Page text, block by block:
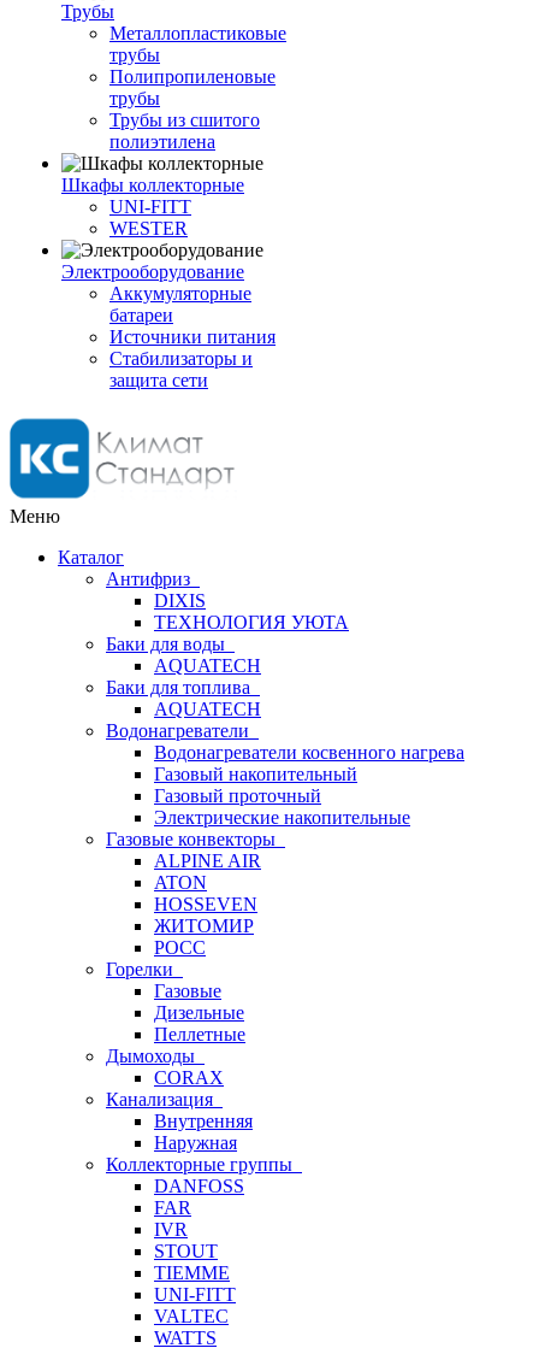
Трубы
Металлопластиковые
трубы
Полипропиленовые
трубы
Трубы из сшитого
полиэтилена
Шкафы коллекторные
UNI-FITT
WESTER
Электрооборудование
Аккумуляторные
батареи
Источники питания
Стабилизаторы и
защита сети
Меню
Каталог
Антифриз
DIXIS
ТЕХНОЛОГИЯ УЮТА
Баки для воды
AQUATECH
Баки для топлива
AQUATECH
Водонагреватели
Водонагреватели косвенного нагрева
Газовый накопительный
Газовый проточный
Электрические накопительные
Газовые конвекторы
ALPINE AIR
ATON
HOSSEVEN
ЖИТОМИР
РОСС
Горелки
Газовые
Дизельные
Пеллетные
Дымоходы
CORAX
Канализация
Внутренняя
Наружная
Коллекторные группы
DANFOSS
FAR
IVR
STOUT
TIEMME
UNI-FITT
VALTEC
WATTS